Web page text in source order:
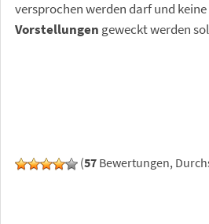
versprochen werden darf und keine
Vorstellungen geweckt werden
(57 Bewertungen,